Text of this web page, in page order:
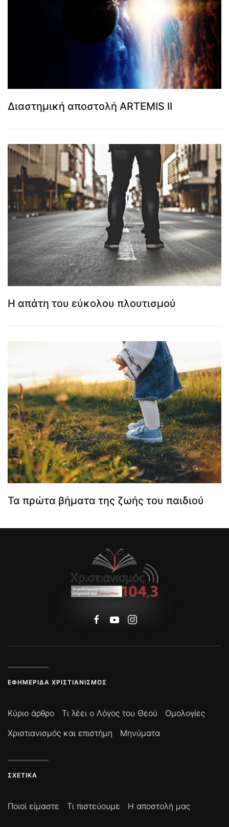
Διαστημική αποστολή ARTEMIS II
Η απάτη του εύκολου πλουτισμού
Τα πρώτα βήματα της ζωής του παιδιού
ΕΦΗΜΕΡΊΔΑ ΧΡΙΣΤΙΑΝΙΣΜΌΣ
Κύριο άρθρο Τι λέει ο Λόγος του Θεού
Ομολογίες
Χριστιανισμός και επιστήμη
Μηνύματα
ΣΧΕΤΙΚΆ
Ποιοί είμαστε Τι πιστεύουμε Η αποστολή μας